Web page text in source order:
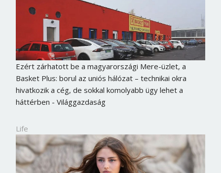
Ezért zárhatott be a magyarországi Mere-üzlet, a
Basket Plus: borul az uniós hálózat – technikai okra
hivatkozik a cég, de sokkal komolyabb ügy lehet a
háttérben - Világgazdaság
Life